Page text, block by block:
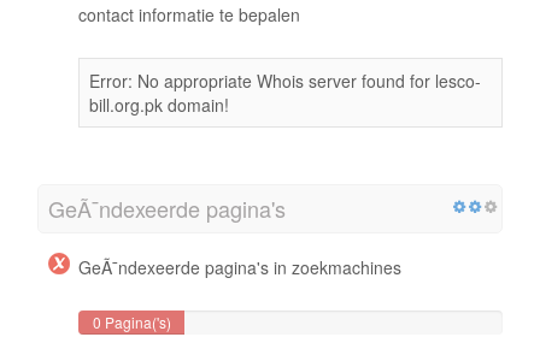
contact informatie te bepalen
Error: No appropriate Whois server found for lesco-
bill.org.pk domain!
GeÃ¯ndexeerde pagina's
GeÃ¯ndexeerde pagina's in zoekmachines
0 Pagina('s)